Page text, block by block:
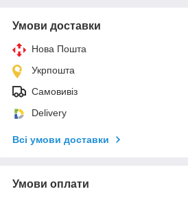
Умови доставки
Нова Пошта
Укрпошта
Самовивіз
Delivery
Всі умови доставки
Умови оплати